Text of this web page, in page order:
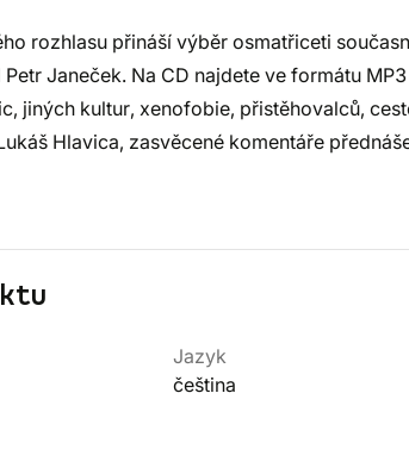
rozhlasu přináší výběr osmatřiceti
Janeček. Na CD najdete ve formátu
jiných kultur, xenofobie, přistěhovalců,
Hlavica, zasvěcené komentáře
Jazyk
čeština